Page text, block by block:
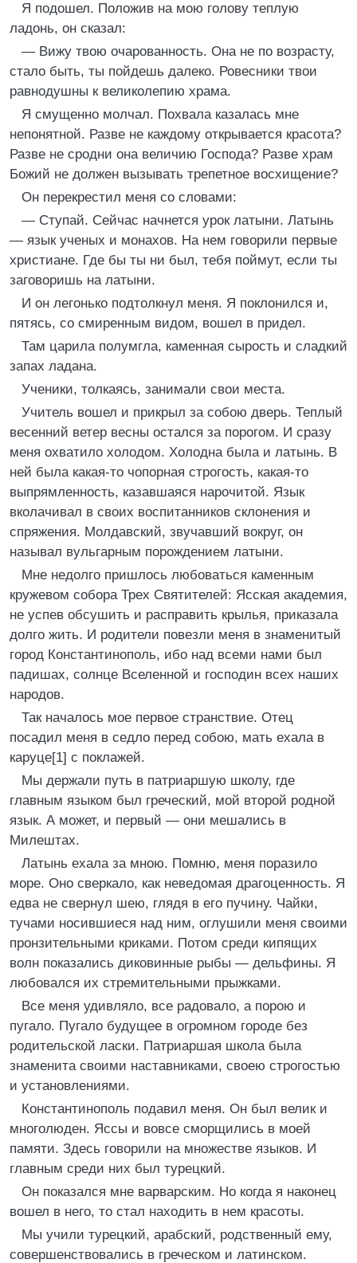
Я подошел. Положив на мою голову теплую
ладонь, он сказал:
— Вижу твою очарованность. Она не по возрасту,
стало быть, ты пойдешь далеко. Ровесники твои
равнодушны к великолепию храма.
Я смущенно молчал. Похвала казалась мне
непонятной. Разве не каждому открывается красота?
Разве не сродни она величию Господа? Разве храм
Божий не должен вызывать трепетное восхищение?
Он перекрестил меня со словами:
— Ступай. Сейчас начнется урок латыни. Латынь
— язык ученых и монахов. На нем говорили первые
христиане. Где бы ты ни был, тебя поймут, если ты
заговоришь на латыни.
И он легонько подтолкнул меня. Я поклонился и,
пятясь, со смиренным видом, вошел в придел.
Там царила полумгла, каменная сырость и сладкий
запах ладана.
Ученики, толкаясь, занимали свои места.
Учитель вошел и прикрыл за собою дверь. Теплый
весенний ветер весны остался за порогом. И сразу
меня охватило холодом. Холодна была и латынь. В
ней была какая-то чопорная строгость, какая-то
выпрямленность, казавшаяся нарочитой. Язык
вколачивал в своих воспитанников склонения и
спряжения. Молдавский, звучавший вокруг, он
называл вульгарным порождением латыни.
Мне недолго пришлось любоваться каменным
кружевом собора Трех Святителей: Ясская академия,
не успев обсушить и расправить крылья, приказала
долго жить. И родители повезли меня в знаменитый
город Константинополь, ибо над всеми нами был
падишах, солнце Вселенной и господин всех наших
народов.
Так началось мое первое странствие. Отец
посадил меня в седло перед собою, мать ехала в
каруце[1] с поклажей.
Мы держали путь в патриаршую школу, где
главным языком был греческий, мой второй родной
язык. А может, и первый — они мешались в
Милештах.
Латынь ехала за мною. Помню, меня поразило
море. Оно сверкало, как неведомая драгоценность. Я
едва не свернул шею, глядя в его пучину. Чайки,
тучами носившиеся над ним, оглушили меня своими
пронзительными криками. Потом среди кипящих
волн показались диковинные рыбы — дельфины. Я
любовался их стремительными прыжками.
Все меня удивляло, все радовало, а порою и
пугало. Пугало будущее в огромном городе без
родительской ласки. Патриаршая школа была
знаменита своими наставниками, своею строгостью
и установлениями.
Константинополь подавил меня. Он был велик и
многолюден. Яссы и вовсе сморщились в моей
памяти. Здесь говорили на множестве языков. И
главным среди них был турецкий.
Он показался мне варварским. Но когда я наконец
вошел в него, то стал находить в нем красоты.
Мы учили турецкий, арабский, родственный ему,
совершенствовались в греческом и латинском.